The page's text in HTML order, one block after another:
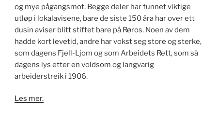
og mye pågangsmot. Begge deler har funnet viktige
utløp i lokalavisene, bare de siste 150 åra har over ett
dusin aviser blitt stiftet bare på Røros. Noen av dem
hadde kort levetid, andre har vokst seg store og sterke,
som dagens Fjell-Ljom og som Arbeidets Rett, som så
dagens lys etter en voldsom og langvarig
arbeiderstreik i 1906.
Les mer.